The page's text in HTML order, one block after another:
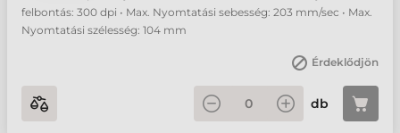
felbontás: 300 dpi • Max. Nyomtatási sebesség: 203 mm/sec • Max.
Nyomtatási szélesség: 104 mm
Érdeklődjön
db